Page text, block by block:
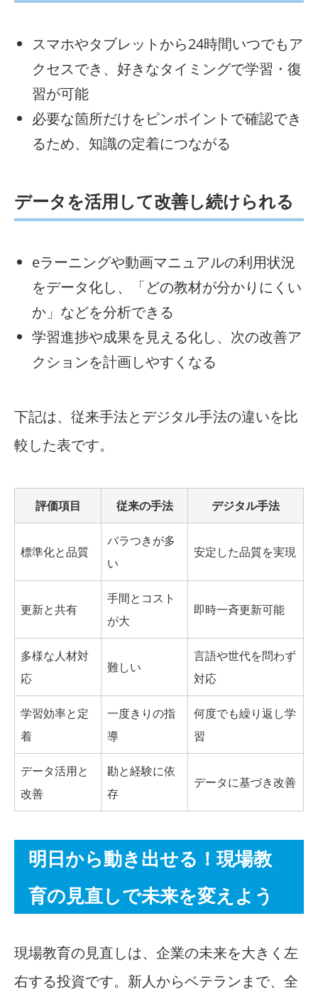
スマホやタブレットから24時間いつでもア
クセスでき、好きなタイミングで学習・復
習が可能
必要な箇所だけをピンポイントで確認でき
るため、知識の定着につながる
データを活用して改善し続けられる
eラーニングや動画マニュアルの利用状況
をデータ化し、「どの教材が分かりにくい
か」などを分析できる
学習進捗や成果を見える化し、次の改善ア
クションを計画しやすくなる
下記は、従来手法とデジタル手法の違いを比
較した表です。
評価項目 従来の手法 デジタル手法
標準化と品質
バラつきが多
い
安定した品質を実現
更新と共有
手間とコスト
が大
即時一斉更新可能
多様な人材対
応
難しい
言語や世代を問わず
対応
学習効率と定
着
一度きりの指
導
何度でも繰り返し学
習
データ活用と
改善
勘と経験に依
存
データに基づき改善
明日から動き出せる！現場教
育の見直しで未来を変えよう
現場教育の見直しは、企業の未来を大きく左
右する投資です。新人からベテランまで、全